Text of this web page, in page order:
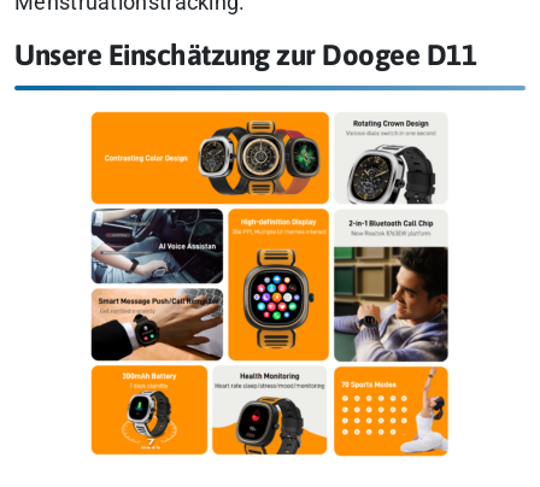
Unsere Einschätzung zur Doogee D11